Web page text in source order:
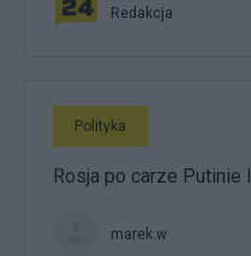
Redakcja
Polityka
Rosja po carze Putinie I
marek.w